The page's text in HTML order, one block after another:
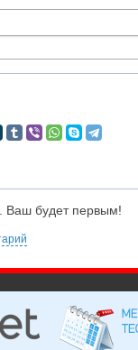
Ваш будет первым!